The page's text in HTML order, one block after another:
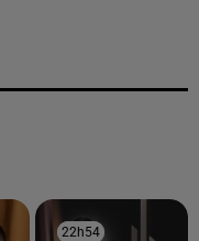
22h54
22h54